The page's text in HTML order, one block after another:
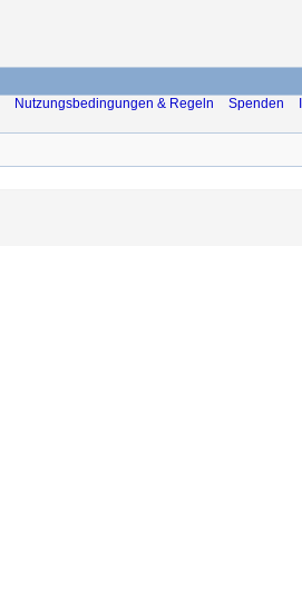
Nutzungsbedingungen & Regeln Spenden